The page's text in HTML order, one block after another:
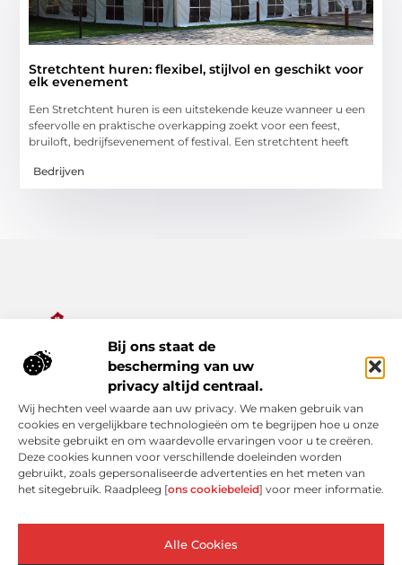
Bij ons staat de
bescherming van uw
privacy altijd centraal.
Wij hechten veel waarde aan uw privacy. We maken gebruik van
cookies en vergelijkbare technologieën om te begrijpen hoe u onze
website gebruikt en om waardevolle ervaringen voor u te creëren.
Deze cookies kunnen voor verschillende doeleinden worden
gebruikt, zoals gepersonaliseerde advertenties en het meten van
het sitegebruik. Raadpleeg [ons cookiebeleid] voor meer informatie.
Alle Cookies
Stretchtent huren: flexibel, stijlvol en geschikt voor
elk evenement
Een Stretchtent huren is een uitstekende keuze wanneer u een
sfeervolle en praktische overkapping zoekt voor een feest,
bruiloft, bedrijfsevenement of festival. Een stretchtent heeft
Bedrijven
Alles wat je nodig hebt voor een rijker dagelijks leven.
Ontdek een diverse verzameling van blogs en artikelen die je
inspireren, informeren en verrijken – van praktische tips tot
bijzondere verhalen.
Bericht categorie
Onze informatie